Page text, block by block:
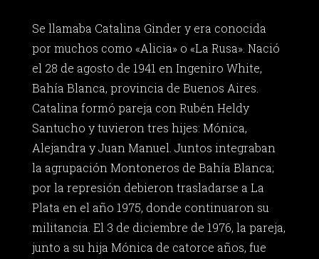
Se llamaba Catalina Ginder y era conocida
por muchos como «Alicia» o «La Rusa». Nació
el 28 de agosto de 1941 en Ingeniro White,
Bahía Blanca, provincia de Buenos Aires.
Catalina formó pareja con Rubén Heldy
Santucho y tuvieron tres hijes: Mónica,
Alejandra y Juan Manuel. Juntos integraban
la agrupación Montoneros de Bahía Blanca;
por la represión debieron trasladarse a La
Plata en el año 1975, donde continuaron su
militancia. El 3 de diciembre de 1976, la pareja,
junto a su hija Mónica de catorce años, fue